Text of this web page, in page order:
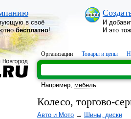
в своё
бесплатно!
И
И это
Организации Товары и цены
Например, мебель
Колесо, торгово-
Авто и Мото → Шины, диски